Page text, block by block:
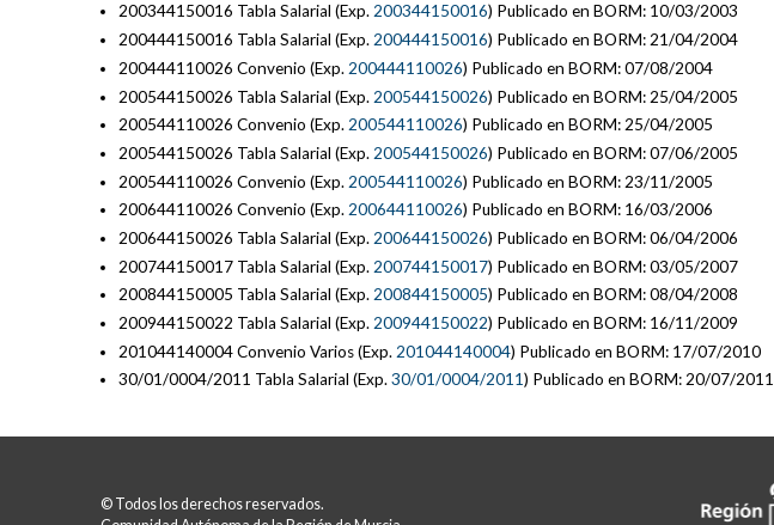
200344150016 Tabla Salarial (Exp.200344150016) Publicado en BORM: 10/03/2003
200444150016 Tabla Salarial (Exp. 200444150016) Publicado en BORM: 21/04/2004
200444110026 Convenio (Exp. 200444110026) Publicado en BORM: 07/08/2004
200544150026 Tabla Salarial (Exp. 200544150026) Publicado en BORM: 25/04/2005
200544110026 Convenio (Exp.200544110026) Publicado en BORM: 25/04/2005
200544150026 Tabla Salarial (Exp. 200544150026) Publicado en BORM: 07/06/2005
200544110026 Convenio (Exp. 200544110026) Publicado en BORM: 23/11/2005
200644110026 Convenio (Exp.200644110026) Publicado en BORM: 16/03/2006
200644150026 Tabla Salarial (Exp. 200644150026) Publicado en BORM: 06/04/2006
200744150017 Tabla Salarial (Exp. 200744150017) Publicado en BORM: 03/05/2007
200844150005 Tabla Salarial (Exp.200844150005) Publicado en BORM: 08/04/2008
200944150022 Tabla Salarial (Exp. 200944150022) Publicado en BORM: 16/11/2009
201044140004 Convenio Varios (Exp. 201044140004) Publicado en BORM: 17/07/2010
30/01/0004/2011 Tabla Salarial (Exp.30/01/0004/2011) Publicado en BORM: 20/07/2011
© Todos los derechos reservados.